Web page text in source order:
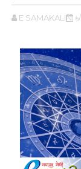
E SAMAKALIN